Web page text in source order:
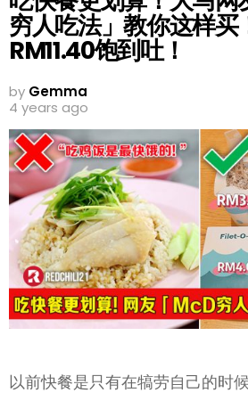
穷人吃法」教你这样买
RM11.40饱到吐！
by Gemma
4 years ago
以前快餐是只有在犒劳自己的时